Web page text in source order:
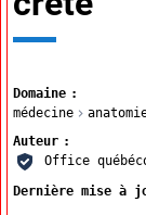
Domaine
médecine
Auteur
Office
Dernière mise à